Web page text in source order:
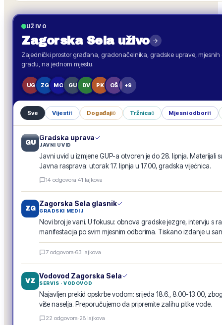
UŽIVO
Zagorska Selauživo
Zajednički prostor građana, gradonačelnika, gradske uprave,
gradu, na jednom mjestu.
UG ZG MO GU DV PK OŠ +9
Sve Vijesti1 Događaji0 Tržnica0 Mjesni odbori1
GU
Gradska uprava
JAVNI UVID
Javni uvid u izmjene GUP-a otvoren je do 28. lipnja. Materijali
Javna rasprava: utorak 17. lipnja u 17.00, gradska vijećnica.
14 odgovora·41 lajkova
ZG
Zagorska Sela glasnik
GRADSKI MEDIJ
Novi broj je vani. U fokusu: obnova gradske jezgre, intervju s
manifestacija po svim mjesnim odborima. Tiskano izdanje u
E-GLASILO
Zagorska Sela glasnik · lipanj 2026.
7 odgovora·63 lajkova
VZ
Vodovod Zagorska Sela
SERVIS · VODOVOD
Najavljen prekid opskrbe vodom: srijeda 18.6., 8.00-13.00,
više naselja. Preporučujemo da pripremite zalihu pitke vode.
22 odgovora·28 lajkova